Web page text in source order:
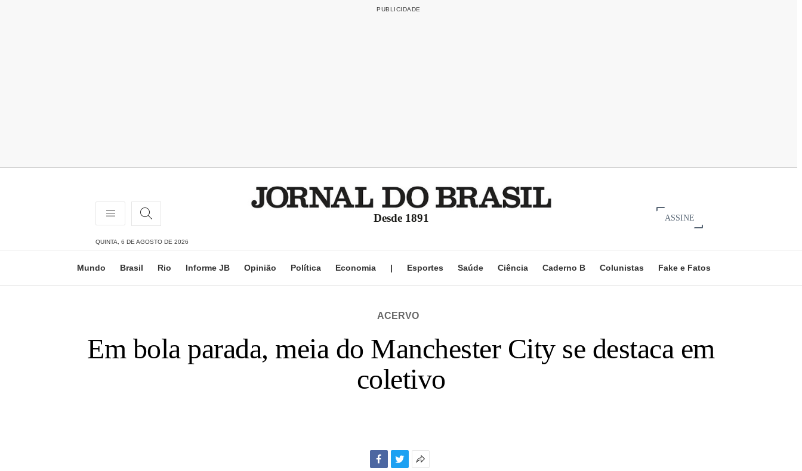
Desde 1891 ASSINE
QUINTA, 6 DE AGOSTO DE 2026
Mundo Brasil Rio Informe JB Opinião Política Economia | Esportes Saúde Ciência Caderno B Colunistas Fake e Fatos
ACERVO
Em bola parada, meia do Manchester City se destaca em
coletivo